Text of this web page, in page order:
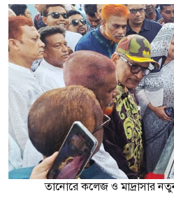
তানোরে কলেজ ও মাদ্রাসার